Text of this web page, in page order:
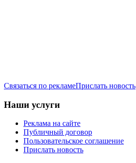
Связаться по рекламеПрислать новость
Наши услуги
Реклама на сайте
Публичный договор
Пользовательское соглашение
Прислать новость